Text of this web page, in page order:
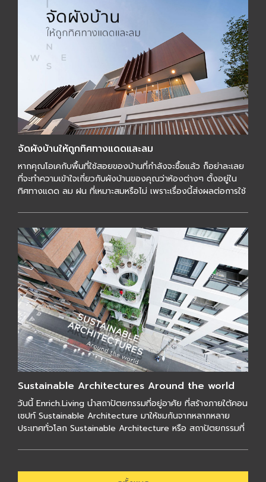
จัดผังบ้านให้ถูกทิศทางแดดและลม
หากคุณโอเคกับพื้นที่ใช้สอยของบ้านที่กำลังจะซื้อแล้ว ก็อย่าละเลย
ที่จะทำความเข้าใจเกี่ยวกับผังบ้านของคุณว่าห้องต่างๆ ตั้งอยู่ใน
ทิศทางแดด ลม ฝน ที่เหมาะสมหรือไม่ เพราะเรื่องนี้ส่งผลต่อการใช้
Sustainable Architectures Around the world
วันนี้ Enrich.Living นำสถาปัตยกรรมที่อยู่อาศัย ที่สร้างภายใต้คอน
เซปท์ Sustainable Architecture มาให้ชมกันจากหลากหลาย
ประเทศทั่วโลก Sustainable Architecture หรือ สถาปัตยกรรมที่